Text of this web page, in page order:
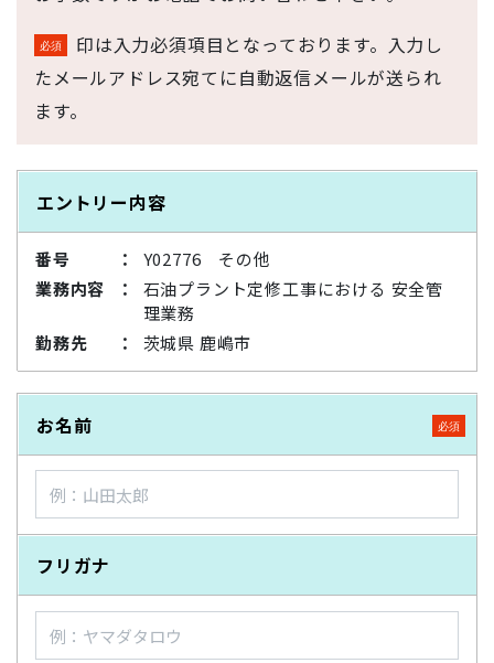
印は入力必須項目となっております。入力し
たメールアドレス宛てに自動返信メールが送られ
ます。
エントリー内容
番号
Y02776 その他
業務内容
石油プラント定修工事における 安全管
理業務
勤務先
茨城県 鹿嶋市
お名前
フリガナ